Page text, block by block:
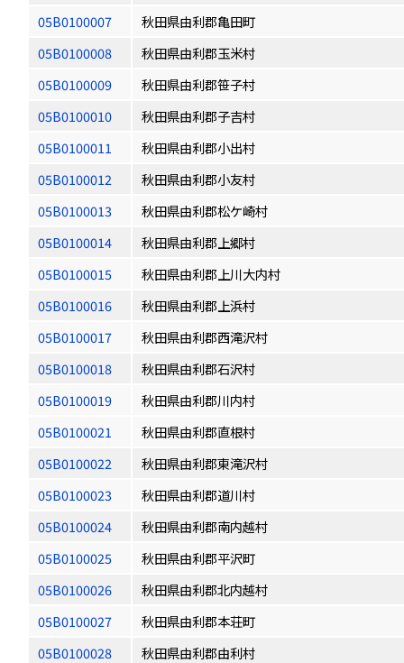
05B0100007
秋田県由利郡亀田町
05B0100008
秋田県由利郡玉米村
05B0100009
秋田県由利郡笹子村
05B0100010
秋田県由利郡子吉村
05B0100011
秋田県由利郡小出村
05B0100012
秋田県由利郡小友村
05B0100013
秋田県由利郡松ケ崎村
05B0100014
秋田県由利郡上郷村
05B0100015
秋田県由利郡上川大内村
05B0100016
秋田県由利郡上浜村
05B0100017
秋田県由利郡西滝沢村
05B0100018
秋田県由利郡石沢村
05B0100019
秋田県由利郡川内村
05B0100021
秋田県由利郡直根村
05B0100022
秋田県由利郡東滝沢村
05B0100023
秋田県由利郡道川村
05B0100024
秋田県由利郡南内越村
05B0100025
秋田県由利郡平沢町
05B0100026
秋田県由利郡北内越村
05B0100027
秋田県由利郡本荘町
05B0100028
秋田県由利郡由利村